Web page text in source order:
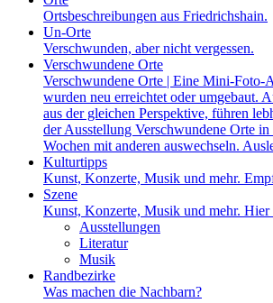
Ortsbeschreibungen aus Friedrichshain.
Un-Orte
Verschwunden, aber nicht vergessen.
Verschwundene Orte
Verschwundene Orte | Eine Mini-Foto-
wurden neu erreichtet oder umgebaut.
aus der gleichen Perspektive, führen
der Ausstellung Verschwundene Orte
Wochen mit anderen auswechseln.
Kulturtipps
Kunst, Konzerte, Musik und mehr.
Szene
Kunst, Konzerte, Musik und mehr.
Ausstellungen
Literatur
Musik
Randbezirke
Was machen die Nachbarn?